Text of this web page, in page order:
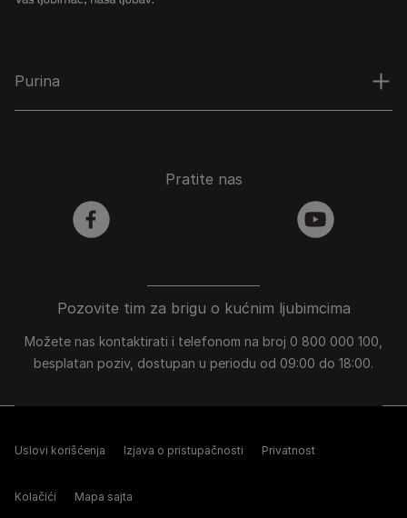
Purina
Pozovite tim za brigu o kućnim ljubimcima
Možete nas kontaktirati i telefonom na broj 0 800 000 100,
besplatan poziv, dostupan u periodu od 09:00 do 18:00.
Pratite nas
facebook youtube
Uslovi korišćenja Izjava o pristupačnosti Privatnost
Kolačići Mapa sajta